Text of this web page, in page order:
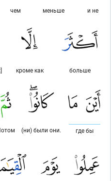
и не
меньше
чем
больше
кроме как
где бы
(ни) были они.